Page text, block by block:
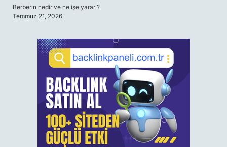
Berberin nedir ve ne işe yarar ?
Temmuz 21, 2026